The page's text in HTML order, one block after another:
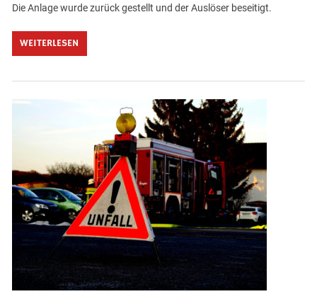
Die Anlage wurde zurück gestellt und der Auslöser beseitigt.
WEITERLESEN